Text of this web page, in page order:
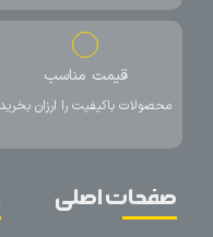
قیمت مناسب
محصولات باکیفیت را ارزان بخرید
صفحات اصلی